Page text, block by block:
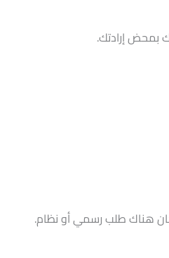
بمحض إرادتك.
كان هناك طلب رسمي أو نظام.